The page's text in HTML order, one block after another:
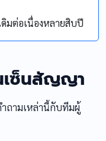
มต่อเนื่องหลายสิบปี
เซ็นสัญญา
ำถามเหล่านี้กับทีมผู้